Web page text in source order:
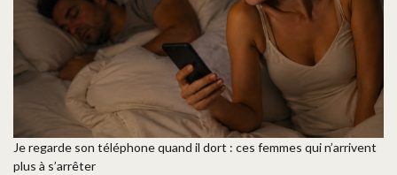
Je regarde son téléphone quand il dort : ces femmes qui n’arrivent
plus à s’arrêter